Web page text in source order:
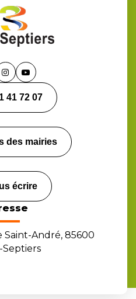
Lien
le
compte
Lien
la
chaîne
41 72 07
des mairies
écrire
Saint-André, 85600
Septiers